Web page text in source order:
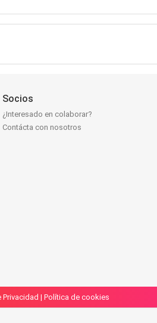
Socios
¿Interesado en colaborar?
Contácta con nosotros
Privacidad | Política de cookies